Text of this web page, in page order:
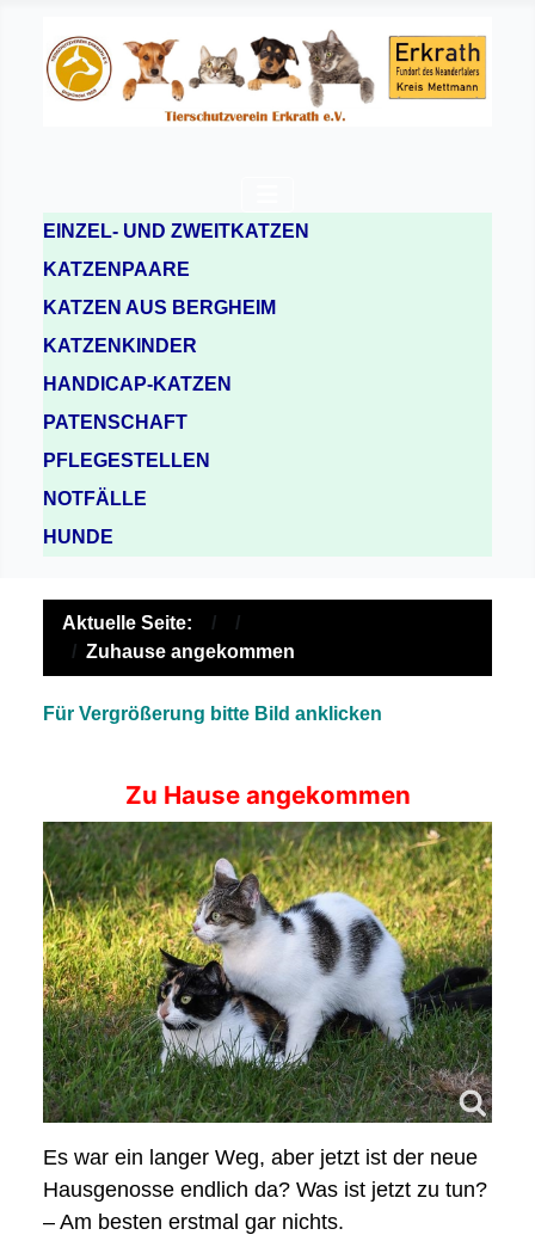
EINZEL- UND ZWEITKATZEN
KATZENPAARE
KATZEN AUS BERGHEIM
KATZENKINDER
HANDICAP-KATZEN
PATENSCHAFT
PFLEGESTELLEN
NOTFÄLLE
HUNDE
Aktuelle Seite:
Zuhause angekommen
Für Vergrößerung bitte Bild anklicken
Zu Hause angekommen
Es war ein langer Weg, aber jetzt ist der neue
Hausgenosse endlich da? Was ist jetzt zu tun?
– Am besten erstmal gar nichts.